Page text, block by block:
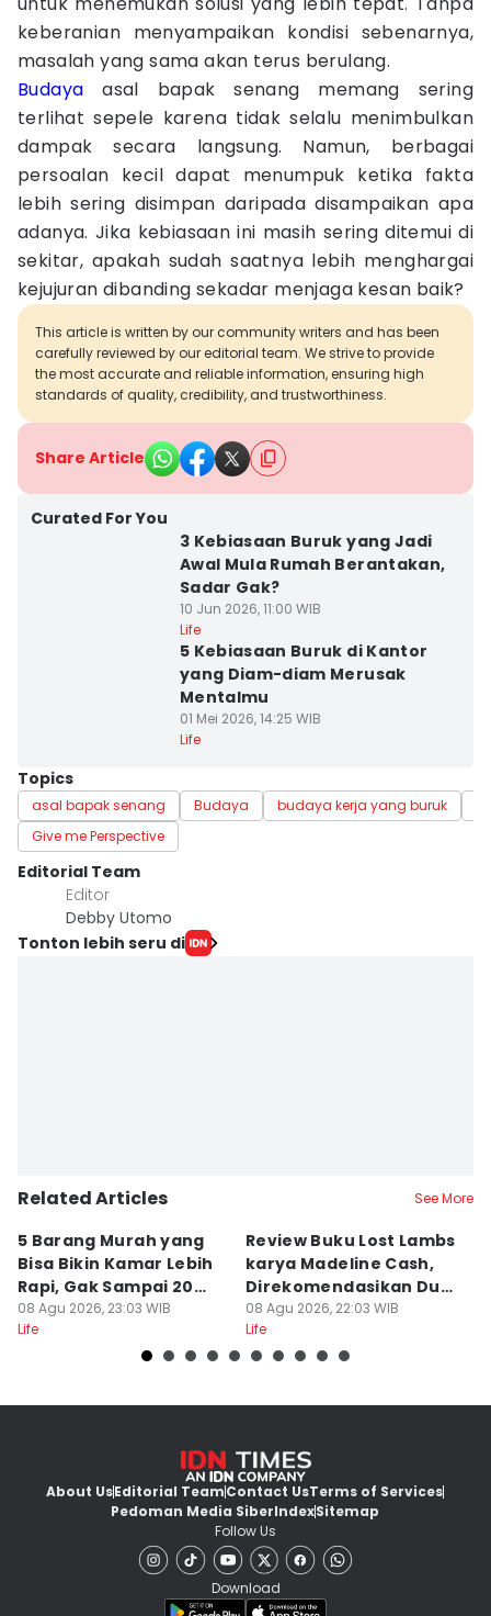
keberanian menyampaikan kondisi sebenarnya,
masalah yang sama akan terus berulang.
Budaya asal bapak senang memang sering
terlihat sepele karena tidak selalu menimbulkan
dampak secara langsung. Namun, berbagai
persoalan kecil dapat menumpuk ketika fakta
lebih sering disimpan daripada disampaikan apa
adanya. Jika kebiasaan ini masih sering ditemui di
sekitar, apakah sudah saatnya lebih menghargai
kejujuran dibanding sekadar menjaga kesan baik?
This article is written by our community writers and has been
carefully reviewed by our editorial team. We strive to provide
the most accurate and reliable information, ensuring high
standards of quality, credibility, and trustworthiness.
Share Article
Curated For You
3 Kebiasaan Buruk yang Jadi
Awal Mula Rumah Berantakan,
Sadar Gak?
10 Jun 2026, 11:00 WIB
Life
5 Kebiasaan Buruk di Kantor
yang Diam-diam Merusak
Mentalmu
01 Mei 2026, 14:25 WIB
Life
Topics
asal bapak senang Budaya budaya kerja yang buruk
Give me Perspective
Editorial Team
Editor
Debby Utomo
Tonton lebih seru di
Related Articles See More
5 Barang Murah yang
Bisa Bikin Kamar Lebih
Rapi, Gak Sampai 20
Ribu!
08 Agu 2026, 23:03 WIB
Life
Review Buku Lost Lambs
karya Madeline Cash,
Direkomendasikan Dua
Lipa
08 Agu 2026, 22:03 WIB
Life
About UsEditorial TeamContact UsTerms of Services
Pedoman Media SiberIndexSitemap
Follow Us
Download